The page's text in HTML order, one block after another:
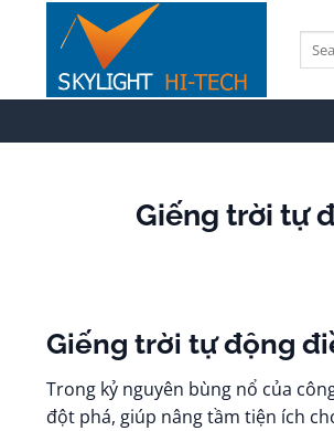
dung
Giếng trời tự
Giếng trời tự động
Trong kỷ nguyên bùng nổ của
đột phá, giúp nâng tầm tiện ích